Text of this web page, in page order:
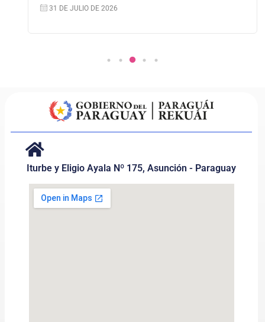
31 DE JULIO DE 2026
Iturbe y Eligio Ayala Nº 175, Asunción - Paraguay